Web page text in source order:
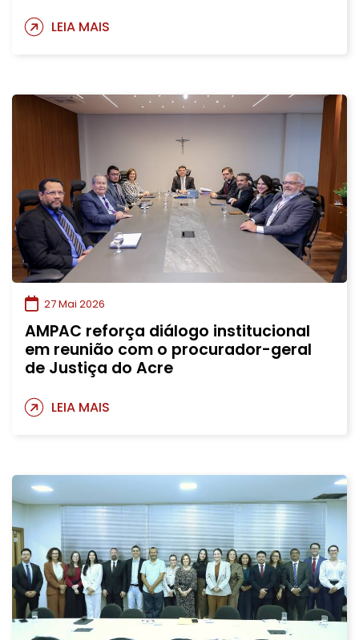
LEIA MAIS
27 Mai 2026
AMPAC reforça diálogo institucional
em reunião com o procurador-geral
de Justiça do Acre
LEIA MAIS